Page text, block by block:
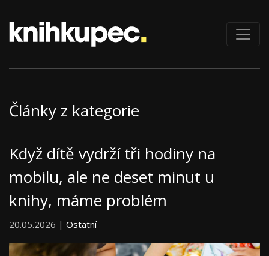
Články z kategorie
Když dítě vydrží tři hodiny na
mobilu, ale ne deset minut u
knihy, máme problém
20.05.2026 | Ostatní